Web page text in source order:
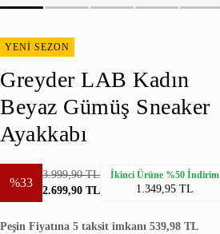
YENİ SEZON
Greyder LAB Kadın
Beyaz Gümüş Sneaker
Ayakkabı
%33
3.999,90 TL
2.699,90 TL
İkinci Ürüne %50 İndirim
1.349,95 TL
Peşin Fiyatına 5 taksit imkanı 539,98 TL